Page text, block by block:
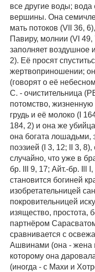
все другие воды;
вершины. Она
мать потоков (VII 36,
Павиру, молнии (VI
заполняет воздушное
2). Её просят
жертвоприношении;
(говорят о её
С. - очистительница
потомство, жизненную
грудь и её молоко (I
184, 2) и она же
она богата лошадьми,
поэзией (I 3, 12; II 3,
случайно, что уже в
бр. III 9, 17; Айт.-бр. Ill
становится богиней
изобретательницей
покровительницей
изящество, простота,
партнёром
сравнивается с
Ашвинами (она - жена
которому она
(иногда - с Махи и